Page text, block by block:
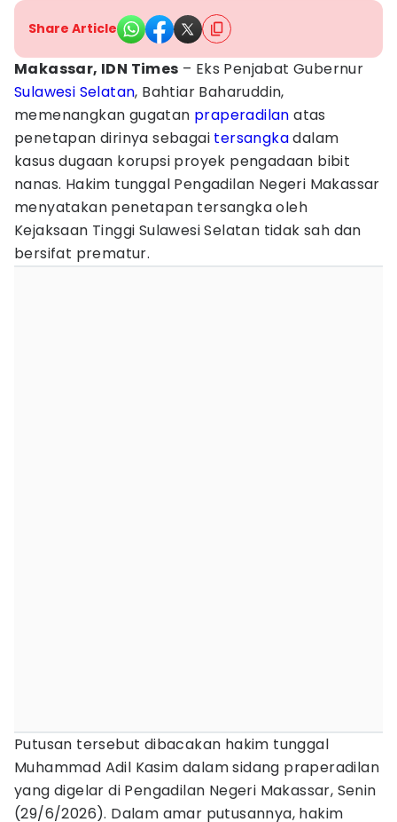
Share Article
Makassar, IDN Times – Eks Penjabat Gubernur
Sulawesi Selatan, Bahtiar Baharuddin,
memenangkan gugatan praperadilan atas
penetapan dirinya sebagai tersangkadalam
kasus dugaan korupsi proyek pengadaan bibit
nanas. Hakim tunggal Pengadilan Negeri Makassar
menyatakan penetapan tersangka oleh
Kejaksaan Tinggi Sulawesi Selatan tidak sah dan
bersifat prematur.
Putusan tersebut dibacakan hakim tunggal
Muhammad Adil Kasim dalam sidang praperadilan
yang digelar di Pengadilan Negeri Makassar, Senin
(29/6/2026). Dalam amar putusannya, hakim